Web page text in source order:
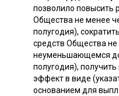
позволило повысить
Общества не менее
полугодия),
средств Общества
неуменьшающемся
полугодия),
эффект в виде
основанием для